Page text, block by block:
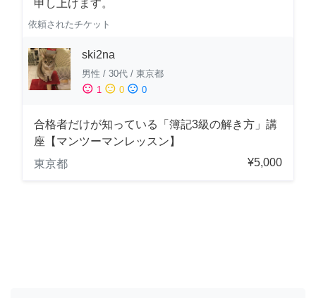
申し上げます。
依頼されたチケット
ski2na
男性 / 30代 / 東京都
sentiment_satisfied 1 sentiment_neutral 0 sentiment_dissatisfied 0
合格者だけが知っている「簿記3級の解き方」講
座【マンツーマンレッスン】
東京都
¥5,000